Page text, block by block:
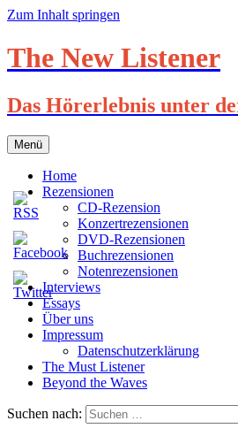
Zum Inhalt springen
The New Listener
Das Hörerlebnis unter
Menü
Home
Rezensionen
CD-Rezension
Konzertrezensionen
DVD-Rezensionen
Buchrezensionen
Notenrezensionen
Interviews
Essays
Über uns
Impressum
Datenschutzerklärung
The Must Listener
Beyond the Waves
Suchen nach: